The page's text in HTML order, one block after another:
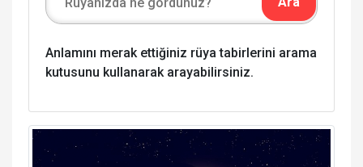
Anlamını merak ettiğiniz rüya tabirlerini arama
kutusunu kullanarak arayabilirsiniz.